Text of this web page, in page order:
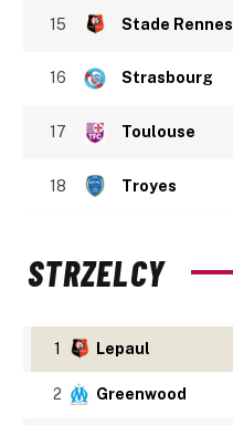
15 Stade Rennes
16 Strasbourg
17 Toulouse
18 Troyes
STRZELCY
1 Lepaul
2 Greenwood